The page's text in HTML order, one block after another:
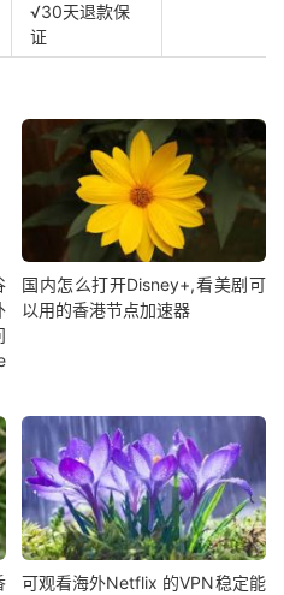
√30天退款保
证
国内怎么打开Disney+,看美剧可
以用的香港节点加速器
可观看海外Netflix 的VPN稳定能